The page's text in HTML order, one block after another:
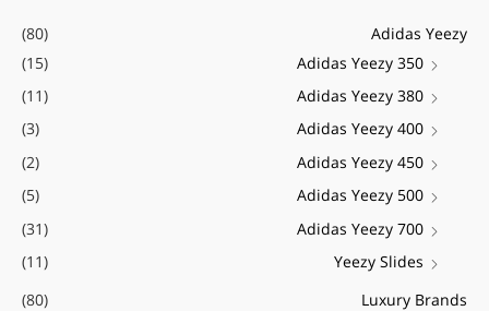
ע
Adidas Yeezy
(80)
Adidas Yeezy 350
(15)
Adidas Yeezy 380
(11)
Adidas Yeezy 400
(3)
Adidas Yeezy 450
(2)
Adidas Yeezy 500
(5)
Adidas Yeezy 700
(31)
Yeezy Slides
(11)
Luxury Brands
(80)
י
נ
י
מ
ל
י
ק
ס
י
מ
ל
י